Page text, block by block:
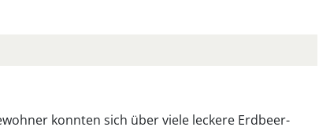
konnten sich über viele leckere Erdbeer-